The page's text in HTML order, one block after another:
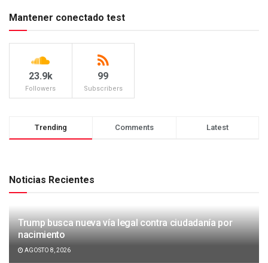
Mantener conectado test
23.9k
Followers
99
Subscribers
Trending Comments Latest
Noticias Recientes
Trump busca nueva vía legal contra ciudadanía por
nacimiento
AGOSTO 8, 2026